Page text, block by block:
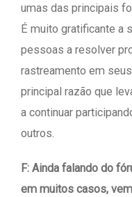
umas das principais
É muito gratificante a
pessoas a resolver
rastreamento em
principal razão que
a continuar
outros.
F: Ainda falando do
em muitos casos,